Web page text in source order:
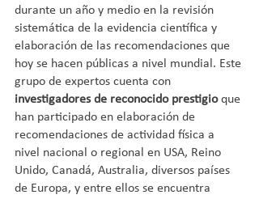
durante un año y medio en la revisión
sistemática de la evidencia científica y
elaboración de las recomendaciones que
hoy se hacen públicas a nivel mundial. Este
grupo de expertos cuenta con
investigadores de reconocido prestigio que
han participado en elaboración de
recomendaciones de actividad física a
nivel nacional o regional en USA, Reino
Unido, Canadá, Australia, diversos países
de Europa, y entre ellos se encuentra